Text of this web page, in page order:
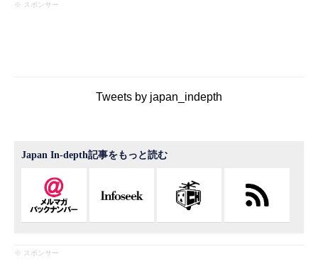
※ スポンサー
Tweets by japan_indepth
Japan In-depth記事をもっと読む
※ スポンサー